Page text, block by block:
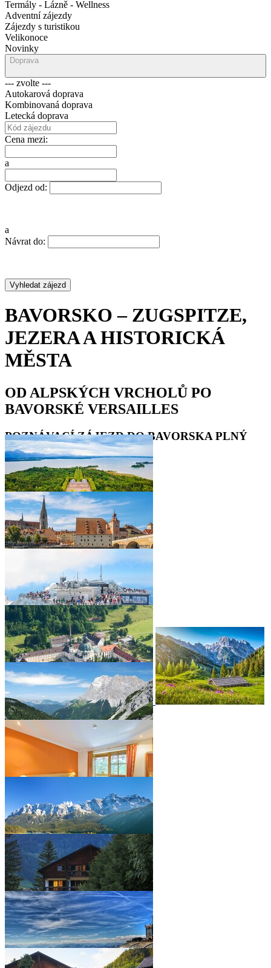
Termály - Lázně - Wellness
Adventní zájezdy
Zájezdy s turistikou
Velikonoce
Novinky
Doprava
--- zvolte ---
Autokarová doprava
Kombinovaná doprava
Letecká doprava
Cena mezi:
a
Odjezd od:
a
Návrat do:
BAVORSKO – ZUGSPITZE,
JEZERA A HISTORICKÁ
MĚSTA
OD ALPSKÝCH VRCHOLŮ PO
BAVORSKÉ VERSAILLES
POZNÁVACÍ ZÁJEZD DO BAVORSKA PLNÝ
ZÁŽITKŮ
••••••••••••